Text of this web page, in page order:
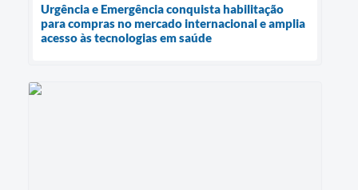
Urgência e Emergência conquista habilitação
para compras no mercado internacional e amplia
acesso às tecnologias em saúde